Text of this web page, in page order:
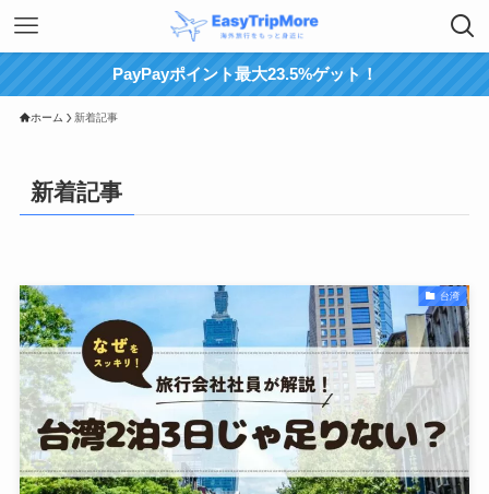
PayPayポイント最大23.5%ゲット！
ホーム 新着記事
新着記事
台湾